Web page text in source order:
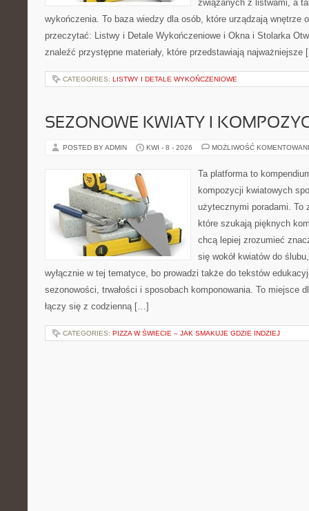
związanych z listwami, a
wykończenia. To baza wiedzy dla osób, które urządzają wnętrze
przeczytać: Listwy i Detale Wykończeniowe i Okna i Stolarka
znaleźć przystępne materiały, które przedstawiają
CATEGORIES: LISTWY I DETALE WYKOŃCZENIOWE
SEZONOWE KWIATY I
POSTED BY ADMIN KWI - 8 - 2026 MOŻLIWOŚĆ
Ta platforma to
kompozycji kwiatowych
użytecznymi poradami. To
które szukają pięknych
chcą lepiej zrozumieć
się wokół kwiatów do
wyłącznie w tej tematyce, bo prowadzi także do tekstów
sezonowości, trwałości i sposobach komponowania. To miejsce
łączy się z codzienną […]
CATEGORIES: PIZZA W ŚWIECIE – JAK SMAKUJE GDZIE INDZIEJ